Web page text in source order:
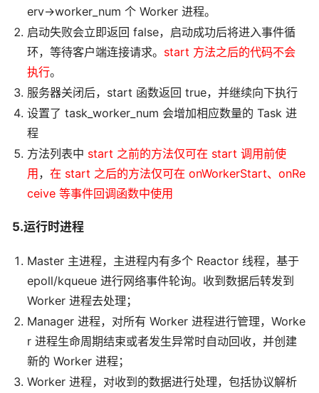
erv->worker_num 个 Worker 进程。
启动失败会立即返回 false，启动成功后将进入事件循
环，等待客户端连接请求。 start 方法之后的代码不会
执行。
服务器关闭后，start 函数返回 true，并继续向下执行
设置了 task_worker_num 会增加相应数量的 Task 进
程
方法列表中 start 之前的方法仅可在 start 调用前使
用 ，在 start 之后的方法仅可在 onWorkerStart、onRe
ceive 等事件回调函数中使用
5.运行时进程
Master 主进程，主进程内有多个 Reactor 线程，基于
epoll/kqueue 进行网络事件轮询。收到数据后转发到
Worker 进程去处理；
Manager 进程，对所有 Worker 进程进行管理，Worke
r 进程生命周期结束或者发生异常时自动回收，并创建
新的 Worker 进程；
Worker 进程，对收到的数据进行处理，包括协议解析